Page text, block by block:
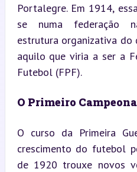
Portalegre. Em 1914,
se numa federação
estrutura organizativa
aquilo que viria a ser a
Futebol (FPF).
O Primeiro
O curso da Primeira
crescimento do futebol
de 1920 trouxe novos